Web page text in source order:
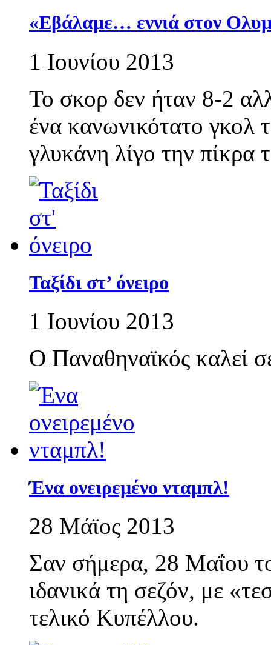
«Εβάλαμε… εννιά στον
1 Ιουνίου 2013
Το σκορ δεν ήταν 8-2
ένα κανωνικότατο γκολ
γλυκάνη λίγο την
Ταξίδι στ’ όνειρο
1 Ιουνίου 2013
Ο Παναθηναϊκός καλεί
Ένα ονειρεμένο νταμπλ!
28 Μάϊος 2013
Σαν σήμερα, 28 Μαΐου
ιδανικά τη σεζόν, με
τελικό Κυπέλλου.